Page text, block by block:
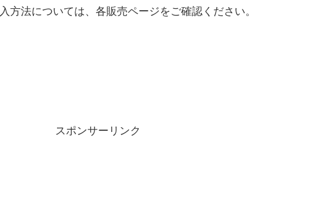
方法については、各販売ページをご確認ください。
スポンサーリンク